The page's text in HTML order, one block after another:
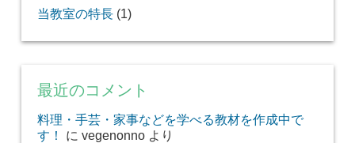
当教室の特長(1)
最近のコメント
料理・手芸・家事などを学べる教材を作成中で
す！
に vegenonnoより